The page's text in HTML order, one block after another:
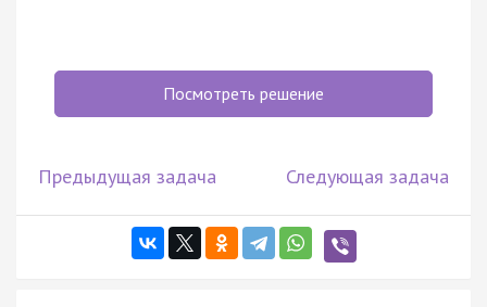
Посмотреть решение
Предыдущая задача Следующая задача